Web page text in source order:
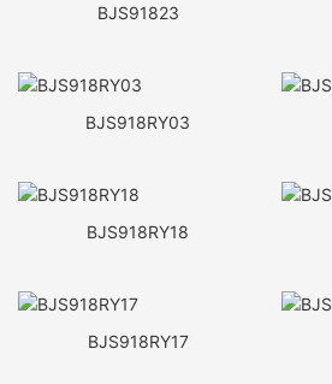
BJS91823
BJS918RY03
BJS918RY18
BJS918RY17